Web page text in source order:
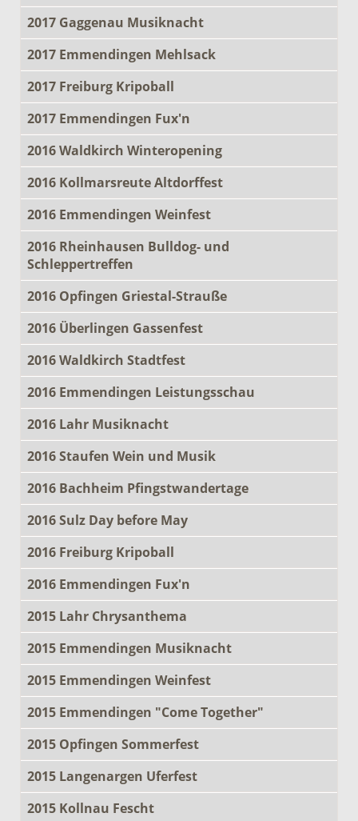
2017 Gaggenau Musiknacht
2017 Emmendingen Mehlsack
2017 Freiburg Kripoball
2017 Emmendingen Fux'n
2016 Waldkirch Winteropening
2016 Kollmarsreute Altdorffest
2016 Emmendingen Weinfest
2016 Rheinhausen Bulldog- und
Schleppertreffen
2016 Opfingen Griestal-Strauße
2016 Überlingen Gassenfest
2016 Waldkirch Stadtfest
2016 Emmendingen Leistungsschau
2016 Lahr Musiknacht
2016 Staufen Wein und Musik
2016 Bachheim Pfingstwandertage
2016 Sulz Day before May
2016 Freiburg Kripoball
2016 Emmendingen Fux'n
2015 Lahr Chrysanthema
2015 Emmendingen Musiknacht
2015 Emmendingen Weinfest
2015 Emmendingen "Come Together"
2015 Opfingen Sommerfest
2015 Langenargen Uferfest
2015 Kollnau Fescht